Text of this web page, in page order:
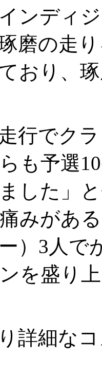
ンディ
磨の走
おり、
行でク
も予選
した」
みがあ
）3人で
を盛り
詳細な